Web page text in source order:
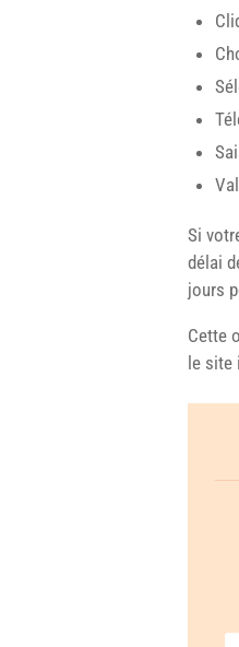
Si
délai
jours
Cette
le site